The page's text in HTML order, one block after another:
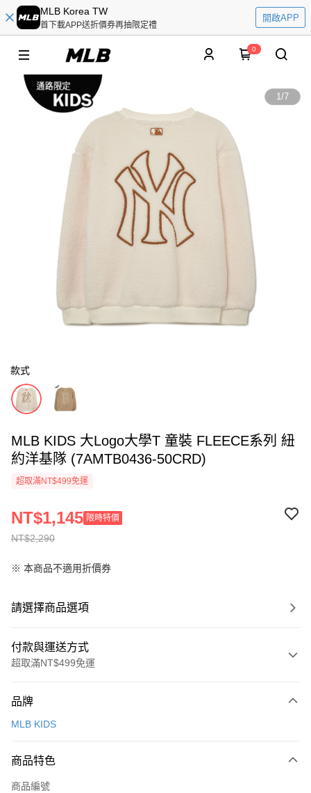
MLB Korea TW
首下載APP送折價券再抽限定禮
開啟APP
0
1/7
款式
MLB KIDS 大Logo大學T 童裝 FLEECE系列 紐
約洋基隊 (7AMTB0436-50CRD)
超取滿NT$499免運
NT$2,290
NT$1,145 限時特價
※ 本商品不適用折價券
請選擇商品選項
付款與運送方式
超取滿NT$499免運
信用卡一次付款
LINE Pay
Apple Pay
品牌
MLB KIDS
商品特色
商品編號